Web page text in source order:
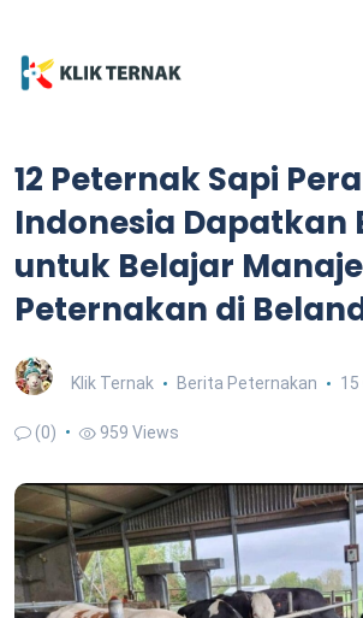
12 Peternak Sapi
Indonesia Dapatkan
untuk Belajar
Peternakan di
Klik Ternak Berita Peternakan
(0) 959 Views